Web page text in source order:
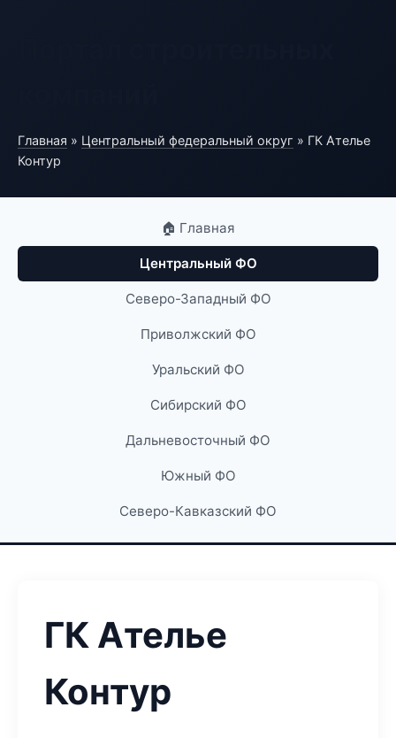
Главная » Центральный федеральный округ » ГК Ателье
Контур
🏠 Главная
Центральный ФО
Северо-Западный ФО
Приволжский ФО
Уральский ФО
Сибирский ФО
Дальневосточный ФО
Южный ФО
Северо-Кавказский ФО
ГК Ателье
Контур